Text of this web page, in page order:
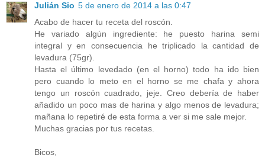
Julián Sio 5 de enero de 2014 a las 0:47
Acabo de hacer tu receta del roscón.
He variado algún ingrediente: he puesto harina semi
integral y en consecuencia he triplicado la cantidad de
levadura (75gr).
Hasta el último levedado (en el horno) todo ha ido bien
pero cuando lo meto en el horno se me chafa y ahora
tengo un roscón cuadrado, jeje. Creo debería de haber
añadido un poco mas de harina y algo menos de levadura;
mañana lo repetiré de esta forma a ver si me sale mejor.
Muchas gracias por tus recetas.
Bicos,